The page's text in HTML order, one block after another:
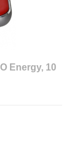
Energy, 10